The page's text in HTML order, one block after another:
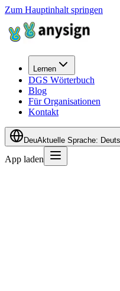
Zum Hauptinhalt springen
Lernen
DGS Wörterbuch
Blog
Für Organisationen
Kontakt
DeuAktuelle Sprache:
App laden